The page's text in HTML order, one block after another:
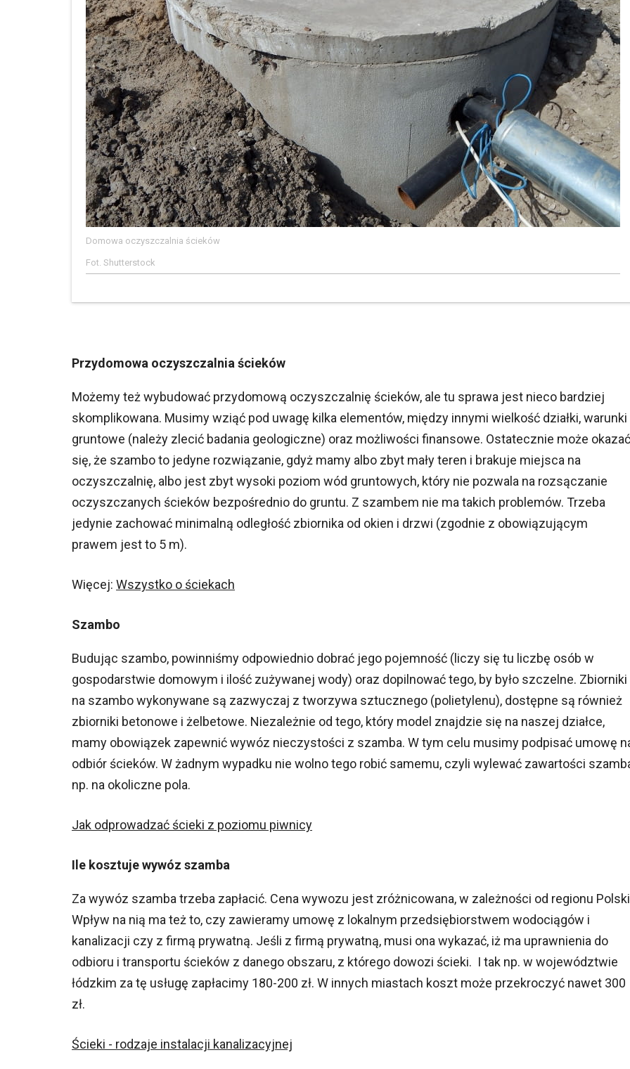
Domowa oczyszczalnia ścieków
Fot. Shutterstock
Przydomowa oczyszczalnia ścieków
Możemy też wybudować przydomową oczyszczalnię ścieków, ale tu sprawa jest nieco bardziej
skomplikowana. Musimy wziąć pod uwagę kilka elementów, między innymi wielkość działki, warunki
gruntowe (należy zlecić badania geologiczne) oraz możliwości finansowe. Ostatecznie może okazać
się, że szambo to jedyne rozwiązanie, gdyż mamy albo zbyt mały teren i brakuje miejsca na
oczyszczalnię, albo jest zbyt wysoki poziom wód gruntowych, który nie pozwala na rozsączanie
oczyszczanych ścieków bezpośrednio do gruntu. Z szambem nie ma takich problemów. Trzeba
jedynie zachować minimalną odległość zbiornika od okien i drzwi (zgodnie z obowiązującym
prawem jest to 5 m).
Więcej: Wszystko o ściekach
Szambo
Budując szambo, powinniśmy odpowiednio dobrać jego pojemność (liczy się tu liczbę osób w
gospodarstwie domowym i ilość zużywanej wody) oraz dopilnować tego, by było szczelne. Zbiorniki
na szambo wykonywane są zazwyczaj z tworzywa sztucznego (polietylenu), dostępne są również
zbiorniki betonowe i żelbetowe. Niezależnie od tego, który model znajdzie się na naszej działce,
mamy obowiązek zapewnić wywóz nieczystości z szamba. W tym celu musimy podpisać umowę
odbiór ścieków. W żadnym wypadku nie wolno tego robić samemu, czyli wylewać zawartości
np. na okoliczne pola.
Jak odprowadzać ścieki z poziomu piwnicy
Ile kosztuje wywóz szamba
Za wywóz szamba trzeba zapłacić. Cena wywozu jest zróżnicowana, w zależności od regionu
Wpływ na nią ma też to, czy zawieramy umowę z lokalnym przedsiębiorstwem wodociągów i
kanalizacji czy z firmą prywatną. Jeśli z firmą prywatną, musi ona wykazać, iż ma uprawnienia do
odbioru i transportu ścieków z danego obszaru, z którego dowozi ścieki. I tak np. w województwie
łódzkim za tę usługę zapłacimy 180-200 zł. W innych miastach koszt może przekroczyć nawet 300
zł.
Ścieki - rodzaje instalacji kanalizacyjnej